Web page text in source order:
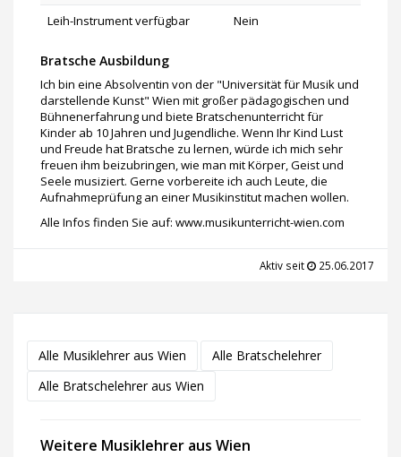
Leih-Instrument verfügbar
Nein
Bratsche Ausbildung
Ich bin eine Absolventin von der "Universität für Musik und
darstellende Kunst" Wien mit großer pädagogischen und
Bühnenerfahrung und biete Bratschenunterricht für
Kinder ab 10 Jahren und Jugendliche. Wenn Ihr Kind Lust
und Freude hat Bratsche zu lernen, würde ich mich sehr
freuen ihm beizubringen, wie man mit Körper, Geist und
Seele musiziert. Gerne vorbereite ich auch Leute, die
Aufnahmeprüfung an einer Musikinstitut machen wollen.
Alle Infos finden Sie auf: www.musikunterricht-wien.com
Aktiv seit 25.06.2017
Alle Musiklehrer aus Wien
Alle Bratschelehrer
Alle Bratschelehrer aus Wien
Weitere Musiklehrer aus Wien